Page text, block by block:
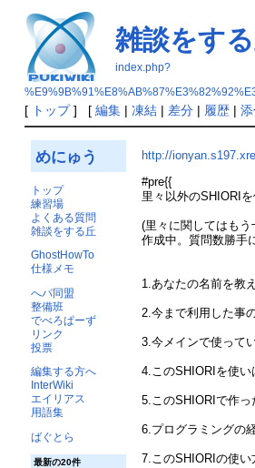
雑談をす
index.php?
[ トップ] [ 編集| 凍結| 差分| 履歴|
めにゅう
トップ
練習場
よくある質問
雑談をする丘
GhostHowTo
仕様メモ
へパ同盟
整備班
でべろぱーず
リンク
投票
編集する方へ
InterWiki
エイリアス
用語集
ばぐとら
最新の20件
http://
#pre{{
里々以外のSHIORI
(里々に関してはもう
作成中。質問数勝手
1.あなたの名前を教
2.今まで利用した事
3.今メインで使って
4.このSHIORIを使い
5.このSHIORIで作っ
6.プログラミングの
7.このSHIORIの使い